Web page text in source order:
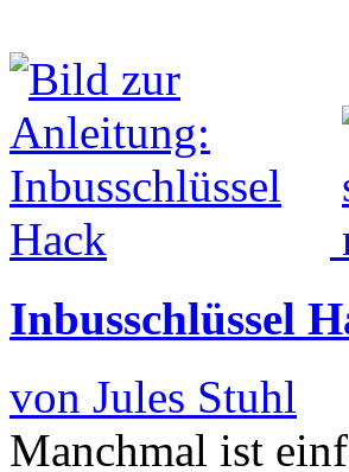
Inbusschlüssel
von Jules Stuhl
Manchmal ist